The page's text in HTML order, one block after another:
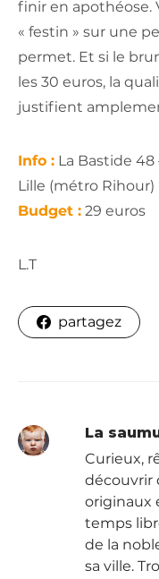
finir en apothéose.
« festin » sur une
permet. Et si le
les 30 euros, la
justifient
Info : La Bastide 48
Lille (métro Rihour)
Budget : 29 euros
L.T
partagez
La
Curieux,
découvrir
originaux
temps
de la
sa ville.